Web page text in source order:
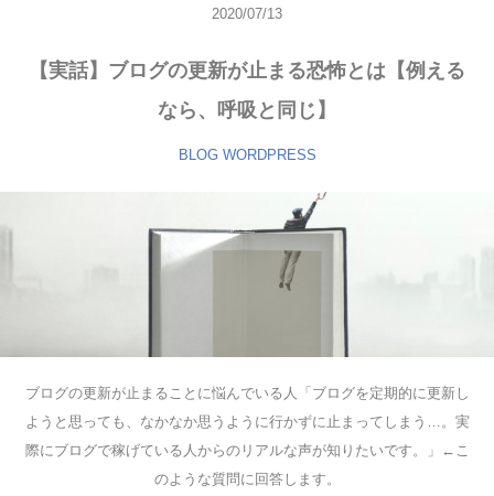
2020/07/13
【実話】ブログの更新が止まる恐怖とは【例える
なら、呼吸と同じ】
BLOG WORDPRESS
ブログの更新が止まることに悩んでいる人「ブログを定期的に更新し
ようと思っても、なかなか思うように行かずに止まってしまう…。実
際にブログで稼げている人からのリアルな声が知りたいです。」←こ
のような質問に回答します。